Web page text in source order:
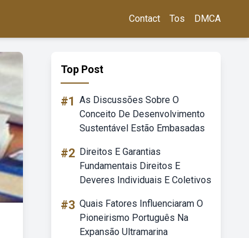
Contact Tos DMCA
Top Post
#1 As Discussões Sobre O
Conceito De Desenvolvimento
Sustentável Estão Embasadas
#2 Direitos E Garantias
Fundamentais Direitos E
Deveres Individuais E Coletivos
#3 Quais Fatores Influenciaram O
Pioneirismo Português Na
Expansão Ultramarina